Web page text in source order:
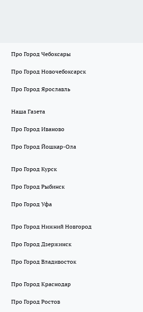
Про Город Чебоксары
Про Город Новочебоксарск
Про Город Ярославль
Наша Газета
Про Город Иваново
Про Город Йошкар-Ола
Про Город Курск
Про Город Рыбинск
Про Город Уфа
Про Город Нижний Новгород
Про Город Дзержинск
Про Город Владивосток
Про Город Краснодар
Про Город Ростов